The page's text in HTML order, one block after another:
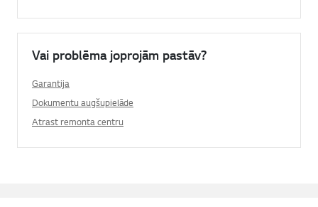
Vai problēma joprojām pastāv?
Garantija
Dokumentu augšupielāde
Atrast remonta centru